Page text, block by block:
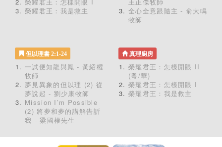
榮耀君王：我是救主
全心全意跟隨主 - 俞大鳴
牧師
但以理書 2:1-24
一試便知龍與鳳 - 黃紹權
牧師
夢見異象的但以理 (2) 從
夢說起 - 劉少康牧師
Mission I’m Possible
(2) 將夢和夢的講解告訢
我 - 梁國權先生
真理廚房
榮耀君王：怎樣開眼 II
(粵/華)
榮耀君王：怎樣開眼 I
榮耀君王：我是救主